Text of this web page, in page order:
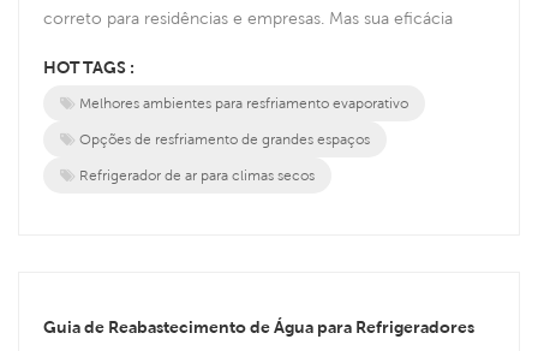
correto para residências e empresas. Mas sua eficácia
eles se destacam e onde alternativas podem ser melhores.
✅ Cenários ideais para refrigeradores de ar portáteis
Climas secos e quentes A baixa umidade maximiza o
HOT TAGS :
Melhores ambientes para resfriamento evaporativo
Opções de resfriamento de grandes espaços
Refrigerador de ar para climas secos
Guia de Reabastecimento de Água para Refrigeradores